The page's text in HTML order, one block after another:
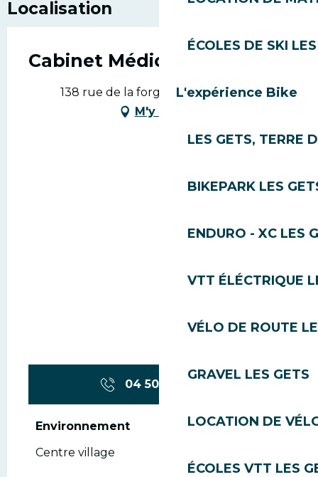
ÉCOLES DE SKI
L'expérience Bike
LES GETS, TERRE
BIKEPARK LES
ENDURO - XC LES
VTT ÉLÉCTRIQUE
VÉLO DE ROUTE
GRAVEL LES GETS
LOCATION DE
ÉCOLES VTT LES
Localisation
Cabinet Médical
138 rue de la forge, 74260 Les Gets
M'y rendre
04 50 75 80
Environnement
Environnement
Centre village